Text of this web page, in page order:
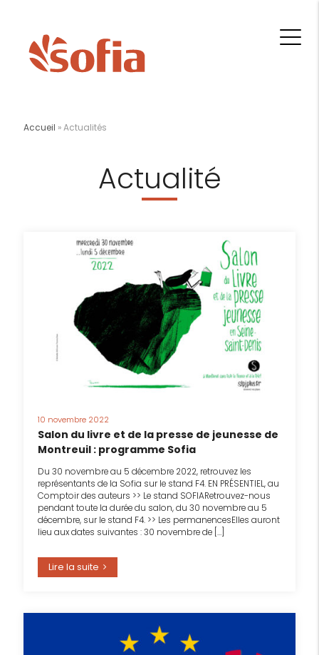
Accueil »Actualités
Actualité
10 novembre 2022
Salon du livre et de la presse de jeunesse de
Montreuil : programme Sofia
Du 30 novembre au 5 décembre 2022, retrouvez les
représentants de la Sofia sur le stand F4. EN PRÉSENTIEL, au
Comptoir des auteurs >> Le stand SOFIARetrouvez-nous
pendant toute la durée du salon, du 30 novembre au 5
décembre, sur le stand F4. >> Les permanencesElles auront
lieu aux dates suivantes : 30 novembre de […]
Lire la suite